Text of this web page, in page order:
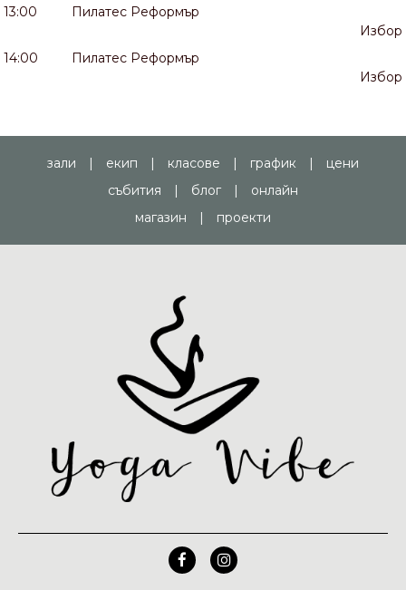
13:00
Пилатес Реформър
Избор
14:00
Пилатес Реформър
Избор
зали | екип | класове | график |
цени
събития
| блог |
онлайн
магазин
| проекти